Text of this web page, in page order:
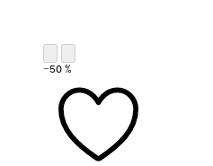
−50 %